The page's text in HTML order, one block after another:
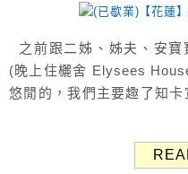
之前跟二姊、姊夫、安寶
(晚上住欐舍 Elysees
悠閒的，我們主要趣了知
吃什麼，就來吃這間星爺